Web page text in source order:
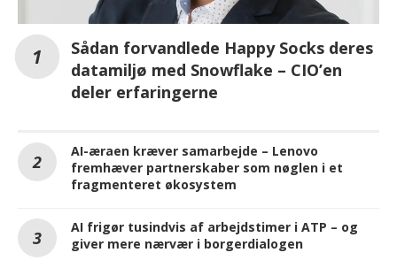
Sådan forvandlede Happy Socks deres
datamiljø med Snowflake – CIO’en
deler erfaringerne
AI-æraen kræver samarbejde – Lenovo
fremhæver partnerskaber som nøglen i et
fragmenteret økosystem
AI frigør tusindvis af arbejdstimer i ATP – og
giver mere nærvær i borgerdialogen